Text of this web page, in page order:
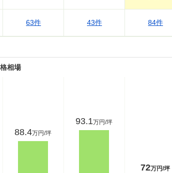
63件 43件 84件
相場
88.4万円/坪
93.1万円/坪
72万円/坪